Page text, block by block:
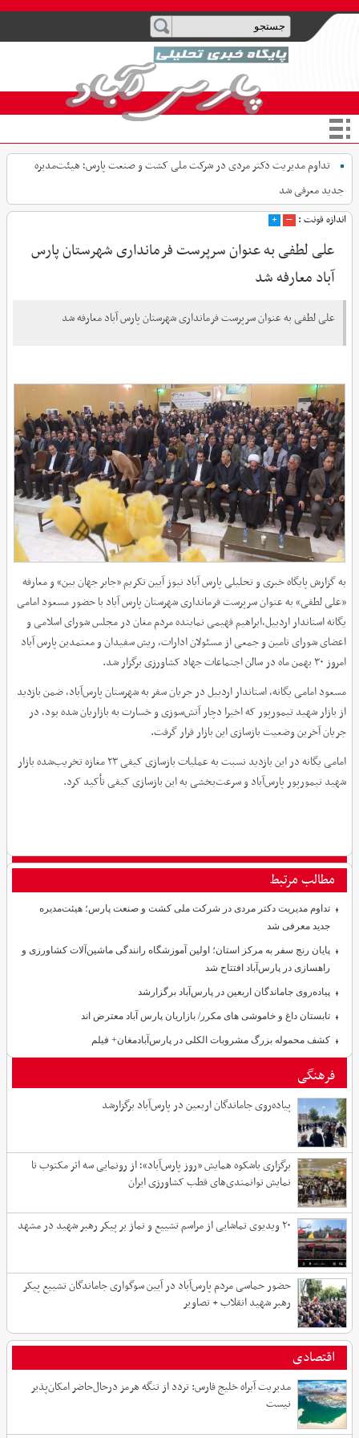
تداوم مدیریت دکتر مردی در شرکت ملی کشت و صنعت پارس؛ هیئت‌مدیره
جدید معرفی شد
اندازه فونت : –
+
علی لطفی به عنوان سرپرست فرمانداری شهرستان پارس
آباد معارفه شد
علی لطفی به عنوان سرپرست فرمانداری شهرستان پارس آباد معارفه شد
به گزارش پایگاه خبری و تحلیلی پارس آباد نیوز آیین تکریم «جابر جهان بین» و معارفه
«علی لطفی» به عنوان سرپرست فرمانداری شهرستان پارس آباد با حضور مسعود امامی
یگانه استاندار اردبیل،ابراهیم فهیمی نماینده مردم مغان در مجلس شورای اسلامی و
اعضای شورای تامین و جمعی از مسئولان ادارات، ریش سفیدان و معتمدین پارس آباد
امروز ۳۰ بهمن ماه در سالن اجتماعات جهاد کشاورزی برگزار شد.
مسعود امامی یگانه، استاندار اردبیل در جریان سفر به شهرستان پارس‌آباد، ضمن بازدید
از بازار شهید تیمورپور که اخیرا دچار آتش‌سوزی و خسارت به بازاریان شده بود، در
جریان آخرین وضعیت بازسازی این بازار قرار گرفت.
امامی یگانه در این بازدید نسبت به عملیات بازسازی کیفی ۲۳ مغازه تخریب‌شده بازار
شهید تیمورپور پارس‌آباد و سرعت‌بخشی به این بازسازی کیفی تأکید کرد.
مطالب مرتبط
تداوم مدیریت دکتر مردی در شرکت ملی کشت و صنعت پارس؛ هیئت‌مدیره
جدید معرفی شد
پایان رنج سفر به مرکز استان؛ اولین آموزشگاه رانندگی ماشین‌آلات کشاورزی و
راهسازی در پارس‌آباد افتتاح شد
پیاده‌روی جاماندگان اربعین در پارس‌آباد برگزارشد
تابستان داغ و خاموشی های مکرر/ بازاریان پارس آباد معترض اند
کشف محموله بزرگ مشروبات الکلی در پارس‌آبادمغان+ فیلم
فرهنگی
پیاده‌روی جاماندگان اربعین در پارس‌آباد برگزارشد
برگزاری باشکوه همایش «روز پارس‌آباد»؛ از رونمایی سه اثر مکتوب تا
نمایش توانمندی‌های قطب کشاورزی ایران
۲۰ ویدیوی تماشایی از مراسم تشییع و نماز بر پیکر رهبر شهید در مشهد
حضور حماسی مردم پارس‌آباد در آیین سوگواری جاماندگان تشییع پیکر
رهبر شهید انقلاب + تصاویر
اقتصادی
مدیریت آبراه خلیج فارس: تردد از تنگه هرمز درحال‌حاضر امکان‌پذیر
نیست